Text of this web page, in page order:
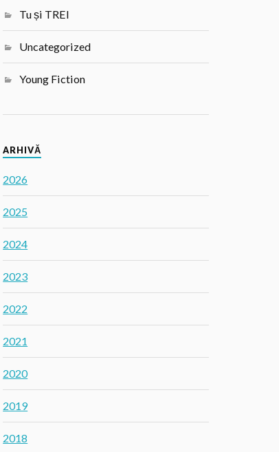
Tu și TREI
Uncategorized
Young Fiction
ARHIVĂ
2026
2025
2024
2023
2022
2021
2020
2019
2018